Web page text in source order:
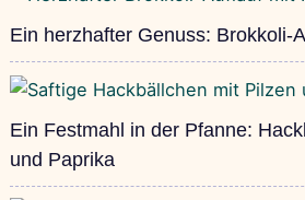
Ein herzhafter Genuss: Brokkoli-
Ein Festmahl in der Pfanne:
und Paprika